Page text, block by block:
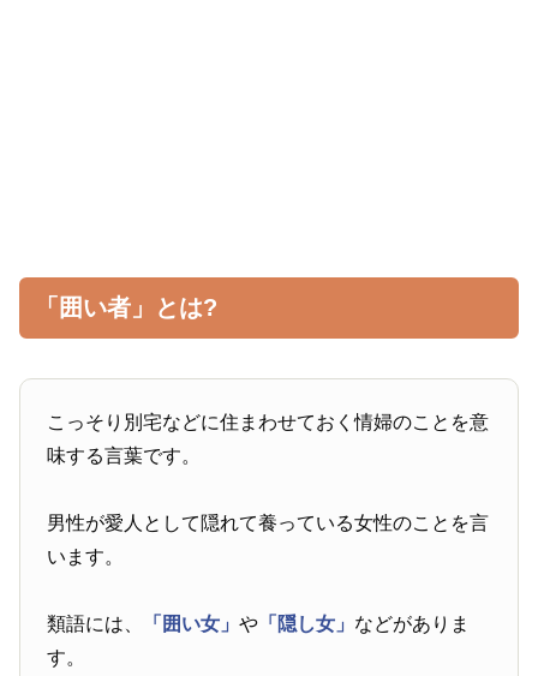
「囲い者」とは?
こっそり別宅などに住まわせておく情婦のことを意
味する言葉です。
男性が愛人として隠れて養っている女性のことを言
います。
類語には、 「囲い女」や 「隠し女」 などがありま
す。